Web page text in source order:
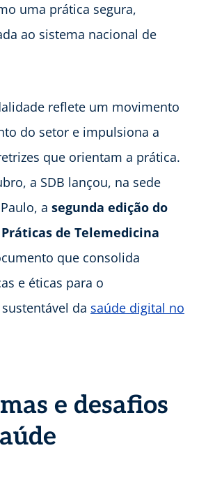
uma prática segura,
ao sistema nacional de
reflete um movimento
do setor e impulsiona a
que orientam a prática.
a SDB lançou, na sede
a segunda edição do
de Telemedicina
que consolida
e éticas para o
da saúde digital no
e desafios